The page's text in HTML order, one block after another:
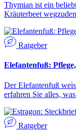
Thymian ist ein
Kräuterbeet
Ratgeber
Elefantenfuß:
Der Elefantenfuß
erfahren Sie alles,
Ratgeber